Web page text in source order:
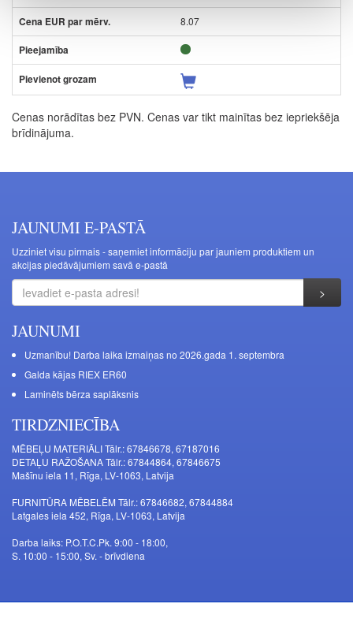
8.07
Cenas norādītas bez PVN. Cenas var tikt mainītas bez iepriekšēja
brīdinājuma.
JAUNUMI E-PASTĀ
Uzziniet visu pirmais - saņemiet informāciju par jauniem produktiem un
akcijas piedāvājumiem savā e-pastā
JAUNUMI
Uzmanību! Darba laika izmaiņas no 2026.gada 1. septembra
Galda kājas RIEX ER60
Laminēts bērza saplāksnis
TIRDZNIECĪBA
MĒBEĻU MATERIĀLI Tālr.: 67846678, 67187016
DETAĻU RAŽOŠANA Tālr.: 67844864, 67846675
Mašīnu iela 11, Rīga, LV-1063, Latvija
FURNITŪRA MĒBELĒM Tālr.: 67846682, 67844884
Latgales iela 452, Rīga, LV-1063, Latvija
Darba laiks: P.O.T.C.Pk. 9:00 - 18:00,
S. 10:00 - 15:00, Sv. - brīvdiena